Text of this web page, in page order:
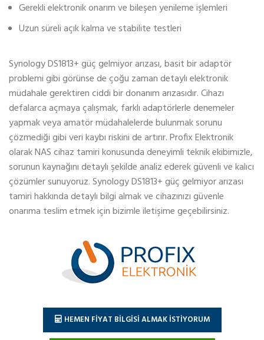
Gerekli elektronik onarım ve bileşen yenileme işlemleri
Uzun süreli açık kalma ve stabilite testleri
Synology DS1813+ güç gelmiyor arızası, basit bir adaptör
problemi gibi görünse de çoğu zaman detaylı elektronik
müdahale gerektiren ciddi bir donanım arızasıdır. Cihazı
defalarca açmaya çalışmak, farklı adaptörlerle denemeler
yapmak veya amatör müdahalelerde bulunmak sorunu
çözmediği gibi veri kaybı riskini de artırır. Profix Elektronik
olarak NAS cihaz tamiri konusunda deneyimli teknik ekibimizle,
sorunun kaynağını detaylı şekilde analiz ederek güvenli ve kalıcı
çözümler sunuyoruz. Synology DS1813+ güç gelmiyor arızası
tamiri hakkında detaylı bilgi almak ve cihazınızı güvenle
onarıma teslim etmek için bizimle iletişime geçebilirsiniz.
HEMEN FİYAT BİLGİSİ ALMAK İSTİYORUM